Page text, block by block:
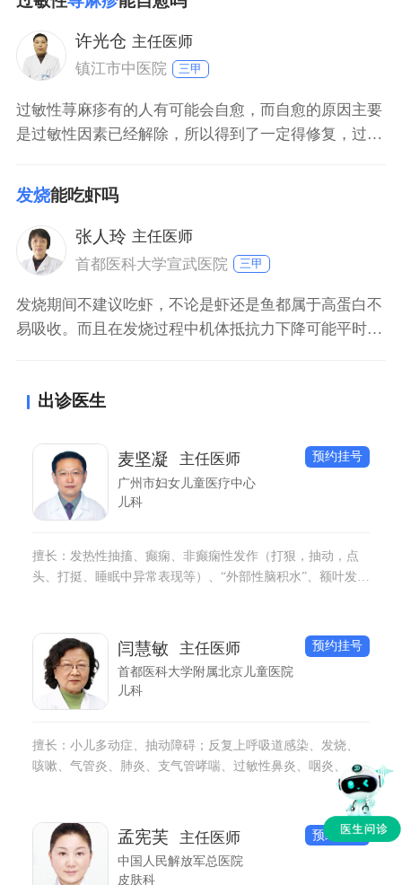
进行相应的治疗，可以服用消食颗粒，如果仍然没有缓
解时建议去医院就诊。
许光仓 主任医师
镇江市中医院
三甲
过敏性荨麻疹有的人有可能会自愈，而自愈的原因主要
是过敏性因素已经解除，所以得到了一定得修复，过敏
不容易消退，是因为过敏原持续刺激而导致，如果产生
荨麻疹通常需要进行抗过敏治疗。
发烧能吃虾吗
张人玲 主任医师
首都医科大学宣武医院
三甲
发烧期间不建议吃虾，不论是虾还是鱼都属于高蛋白不
易吸收。而且在发烧过程中机体抵抗力下降可能平时吃
多，包括感染性疾病和非感染性疾病。非感染性疾病里
虾，可以吃些清淡食物，多休息，多喝水。
出诊医生
麦坚凝 主任医师
广州市妇女儿童医疗中心
儿科
预约挂号
擅长：发热性抽搐、癫痫、非癫痫性发作（打狠，抽动，点
头、打挺、睡眠中异常表现等）、“外部性脑积水”、额叶发育
产儿、高龄产妇儿早期神经发育指导与管理。
闫慧敏 主任医师
首都医科大学附属北京儿童医院
儿科
预约挂号
擅长：小儿多动症、抽动障碍；反复上呼吸道感染、发烧、
咳嗽、气管炎、肺炎、支气管哮喘、过敏性鼻炎、咽炎、扁
胃炎、消化性溃疡、胃食管反流症、幽门螺旋杆菌感染性胃
炎、肠炎、腹泻、口腔溃疡; 小儿霰粒肿、腮腺炎、淋巴结
炎、遗尿、过敏性紫癜、肾炎、贫血、过敏性皮炎、湿疹
等。
孟宪芙 主任医师
中国人民解放军总医院
皮肤科
预约挂号